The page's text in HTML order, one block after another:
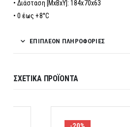
• Διάσταση [MxBxY]: 184x70x63
• 0 έως +8°C
ΕΠΙΠΛΈΟΝ ΠΛΗΡΟΦΟΡΊΕΣ
ΣΧΕΤΙΚΆ ΠΡΟΪΌΝΤΑ